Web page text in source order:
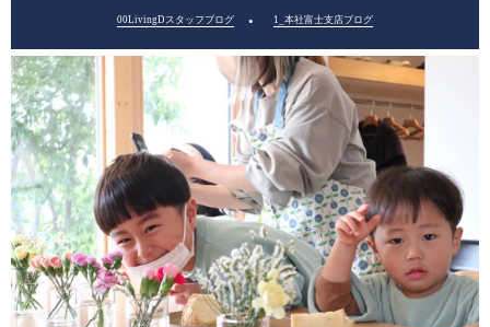
00LivingDスタッフブログ 1_本社富士支店ブログ